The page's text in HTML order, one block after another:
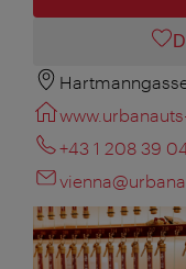
+43 1 208 39